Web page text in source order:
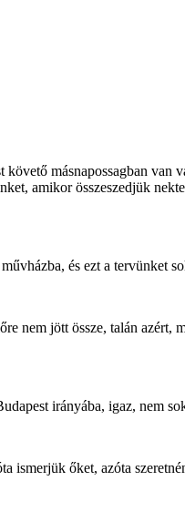
másnapossagban
amikor összeszedjük
és ezt a tervünket
nem jött össze, talán azért,
irányába, igaz, nem
őket, azóta